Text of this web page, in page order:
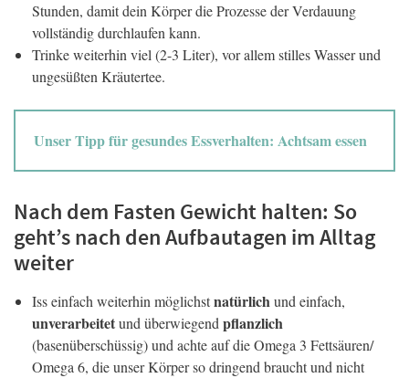
Stunden, damit dein Körper die Prozesse der Verdauung
vollständig durchlaufen kann.
Trinke weiterhin viel (2-3 Liter), vor allem stilles Wasser und
ungesüßten Kräutertee.
Unser Tipp für gesundes Essverhalten: Achtsam essen
Nach dem Fasten Gewicht halten: So
geht’s nach den Aufbautagen im Alltag
weiter
Iss einfach weiterhin möglichstnatürlichund einfach,
unverarbeitetund überwiegend pflanzlich
(basenüberschüssig) und achte auf die Omega 3 Fettsäuren/
Omega 6, die unser Körper so dringend braucht und nicht